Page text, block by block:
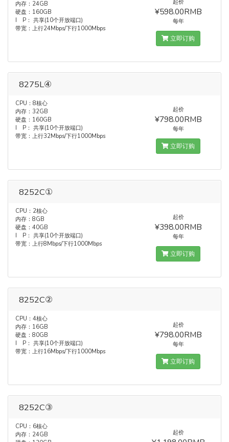
内存：24GB
硬盘：160GB
I P： 共享(10个开放端口)
带宽：上行24Mbps/下行1000Mbps
起价
¥598.00RMB
每年
立即订购
8275L④
CPU：8核心
内存：32GB
硬盘：160GB
I P： 共享(10个开放端口)
带宽：上行32Mbps/下行1000Mbps
起价
¥798.00RMB
每年
立即订购
8252C①
CPU：2核心
内存：8GB
硬盘：40GB
I P： 共享(10个开放端口)
带宽：上行8Mbps/下行1000Mbps
起价
¥398.00RMB
每年
立即订购
8252C②
CPU：4核心
内存：16GB
硬盘：80GB
I P： 共享(10个开放端口)
带宽：上行16Mbps/下行1000Mbps
起价
¥798.00RMB
每年
立即订购
8252C③
CPU：6核心
内存：24GB
起价